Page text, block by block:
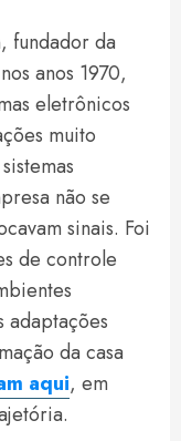
fundador da
anos 1970,
eletrônicos
muito
não se
sinais. Foi
de controle
adaptações
da casa
aqui, em